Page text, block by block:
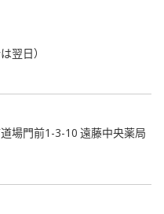
翌日）
場門前1-3-10 遠藤中央薬局